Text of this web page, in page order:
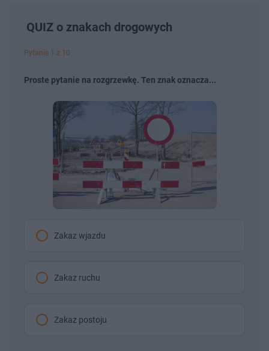
QUIZ o znakach drogowych
Pytanie 1 z 10
Proste pytanie na rozgrzewkę. Ten znak oznacza...
Zakaz wjazdu
Zakaz ruchu
Zakaz postoju